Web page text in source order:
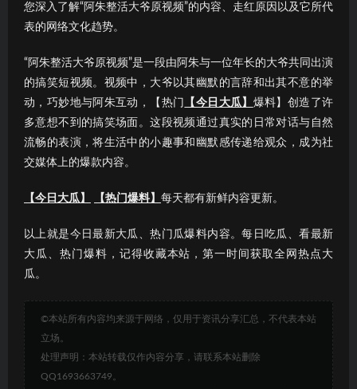
您深入了解“阿朱整活大爷原视频”的内容、走红原因以及它所代
表的网络文化趋势。
“阿朱整活大爷原视频”是一段由阿朱与一位年长的大爷共同出演
的搞笑短视频。视频中，大爷以其幽默的言辞和出其不意的举
动，巧妙地与阿朱互动，【热门
【今日大瓜】 爆料】创造了许
多意想不到的搞笑场面。这段视频通过真实的日常对话与自然
流畅的表演，将生活中的小趣事和幽默感传递给观众，成为社
交媒体上的爆款内容。
【今日大瓜】 【热门爆料】 每天都有新鲜内容更新。
以上就是今日最新大瓜、热门瓜爆料内容。每日吃瓜、看最新
大瓜、热门爆料，记得收藏本站，第一时间获取全网热点大
瓜。
©本站所有内容均来源于网络，仅用于资讯分享汇总，不代表本站
立场。
处理声明：本站转载仅作内容分享，请联系本站删除
QQ1693663749。